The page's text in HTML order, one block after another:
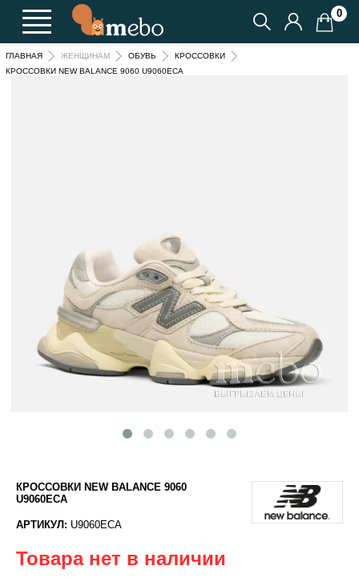
0
ГЛАВНАЯ ЖЕНЩИНАМ ОБУВЬ
КРОССОВКИ
КРОССОВКИ NEW BALANCE 9060 U9060ECA
КРОССОВКИ NEW BALANCE 9060
U9060ECA
АРТИКУЛ: U9060ECA
Товара нет в наличии